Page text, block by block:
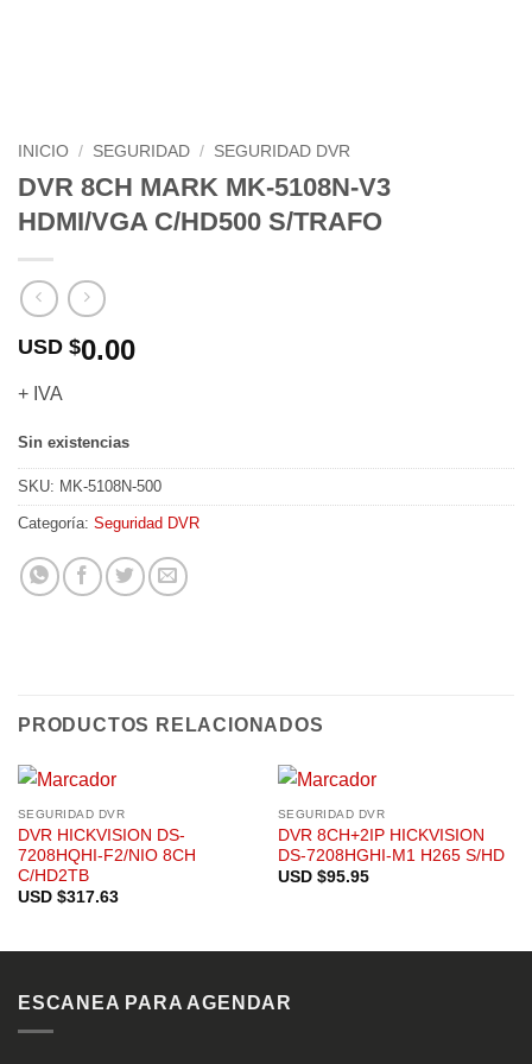
INICIO / SEGURIDAD / SEGURIDAD DVR
DVR 8CH MARK MK-5108N-V3
HDMI/VGA C/HD500 S/TRAFO
USD $0.00
+ IVA
Sin existencias
SKU: MK-5108N-500
Categoría: Seguridad DVR
PRODUCTOS RELACIONADOS
SEGURIDAD DVR
DVR HICKVISION DS-
7208HQHI-F2/NIO 8CH
C/HD2TB
USD $317.63
SEGURIDAD DVR
DVR 8CH+2IP HICKVISION
DS-7208HGHI-M1 H265 S/HD
USD $95.95
ESCANEA PARA AGENDAR